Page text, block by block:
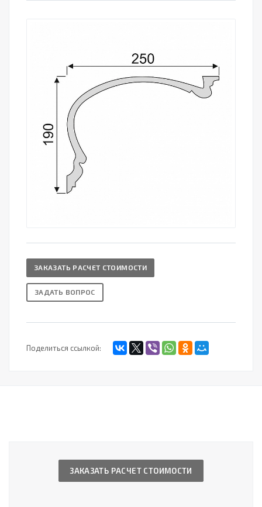
ЗАКАЗАТЬ РАСЧЕТ СТОИМОСТИ
ЗАДАТЬ ВОПРОС
Поделиться ссылкой:
ЗАКАЗАТЬ РАСЧЕТ СТОИМОСТИ